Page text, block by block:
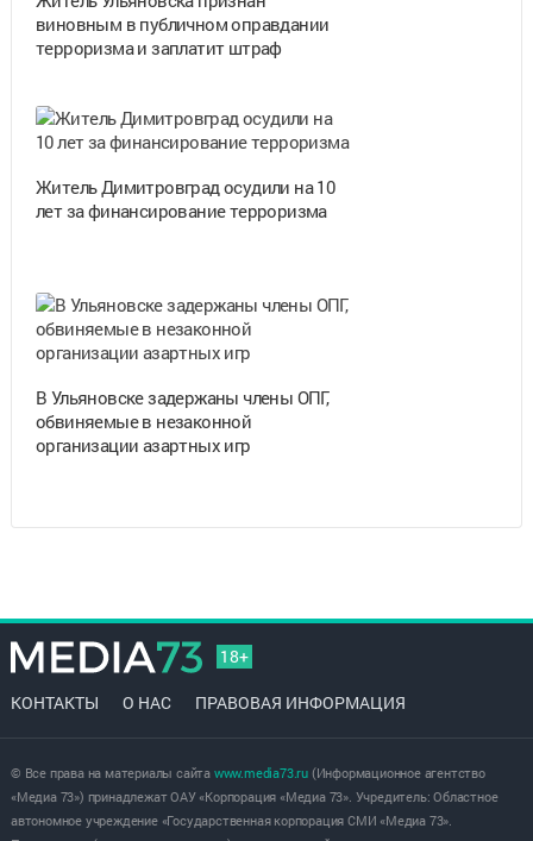
виновным в публичном оправдании
терроризма и заплатит штраф
Житель Димитровград осудили на 10
лет за финансирование терроризма
В Ульяновске задержаны члены ОПГ,
обвиняемые в незаконной
организации азартных игр
18+
КОНТАКТЫ О НАС ПРАВОВАЯ ИНФОРМАЦИЯ
© Все права на материалы сайта www.media73.ru(Информационное агентство
«Медиа 73») принадлежат ОАУ «Корпорация «Медиа 73». Учредитель: Областное
автономное учреждение «Государственная корпорация СМИ «Медиа 73».